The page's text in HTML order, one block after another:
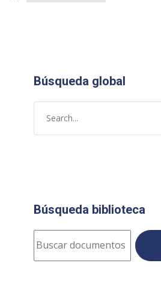
Búsqueda global
Búsqueda biblioteca